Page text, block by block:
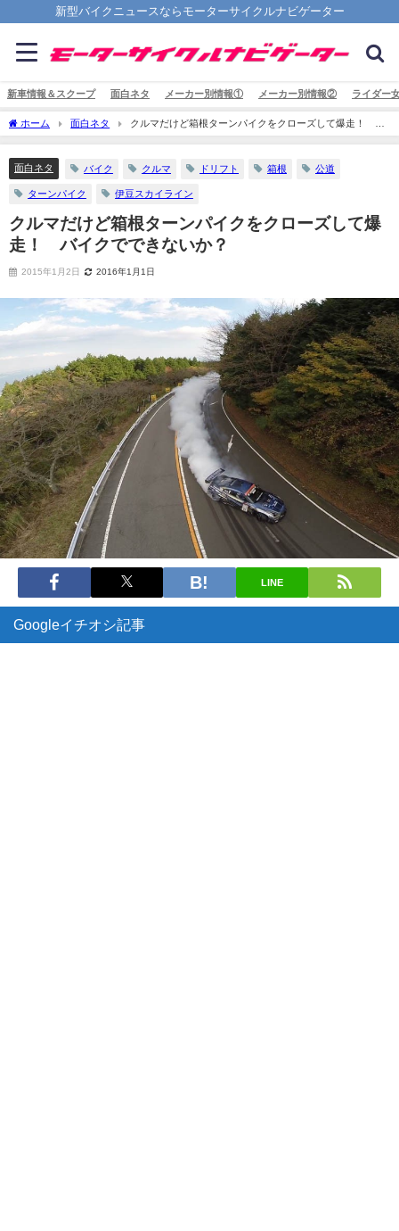
新型バイクニュースならモーターサイクルナビゲーター
新車情報＆スクープ 面白ネタ メーカー別情報① メーカー別情報② ライダー
ホーム 面白ネタ
クルマだけど箱根ターンパイクをクローズして爆走！ バ
イクでできないか？
面白ネタ バイク クルマ ドリフト 箱根 公道
ターンパイク 伊豆スカイライン
クルマだけど箱根ターンパイクをクローズして爆
走！ バイクでできないか？
2015年1月2日 2016年1月1日
LINE
Googleイチオシ記事